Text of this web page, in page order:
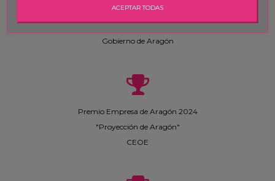
Vicente Ascaso
Medalla al Mérito Profesional
Gobierno de Aragón
Premio Empresa de Aragón 2024
"Proyección de Aragón"
CEOE
ACEPTAR TODAS